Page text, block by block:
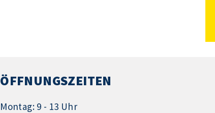
ÖFFNUNGSZEITEN
Montag: 9 - 13 Uhr